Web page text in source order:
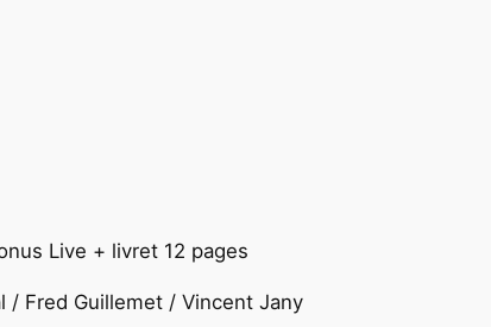
R
–
Live + livret 12 pages
/ Fred Guillemet / Vincent Jany